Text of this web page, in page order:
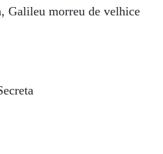
Galileu morreu de velhice